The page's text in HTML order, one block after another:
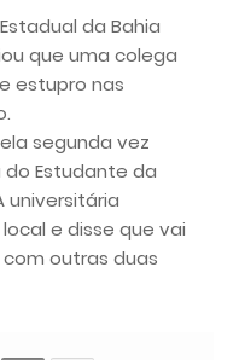
da Bahia
que uma colega
estupro nas
segunda vez
Estudante da
universitária
e disse que vai
outras duas